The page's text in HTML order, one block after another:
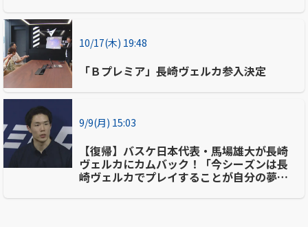
10/17(木) 19:48
「Ｂプレミア」長崎ヴェルカ参入決定
9/9(月) 15:03
【復帰】バスケ日本代表・馬場雄大が長崎
ヴェルカにカムバック！「今シーズンは長
崎ヴェルカでプレイすることが自分の夢を